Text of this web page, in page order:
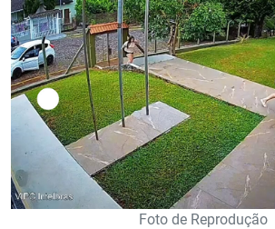
Foto de Reprodução